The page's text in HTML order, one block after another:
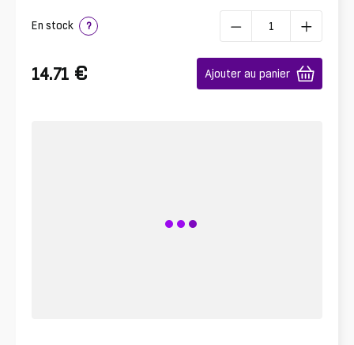
En stock ?
14.71 € Ajouter au panier